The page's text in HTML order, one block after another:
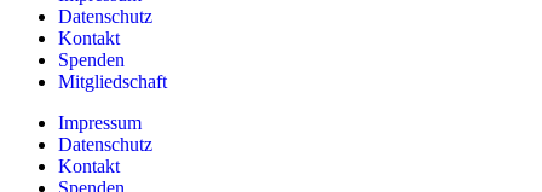
Datenschutz
Kontakt
Spenden
Mitgliedschaft
Impressum
Datenschutz
Kontakt